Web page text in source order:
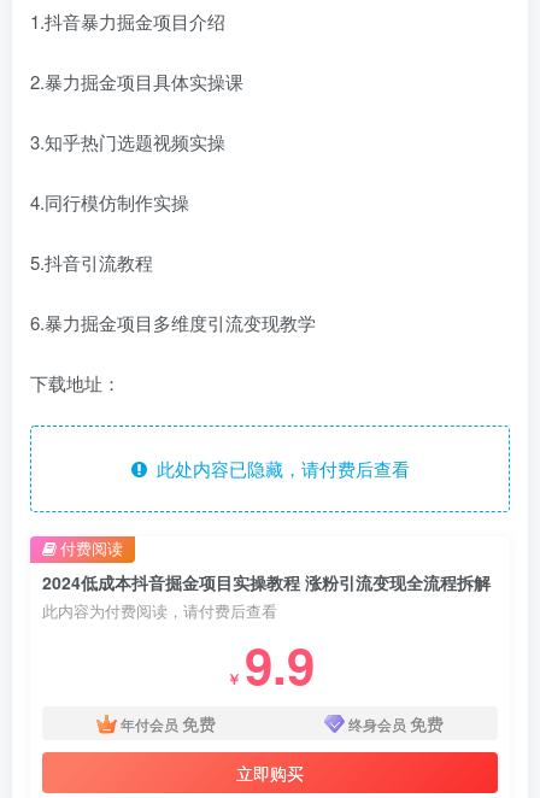
1.抖音暴力掘金项目介绍
2.暴力掘金项目具体实操课
3.知乎热门选题视频实操
4.同行模仿制作实操
5.抖音引流教程
6.暴力掘金项目多维度引流变现教学
下载地址：
此处内容已隐藏，请付费后查看
2024低成本抖音掘金项目实操教程 涨粉引流变现全流程拆解
此内容为付费阅读，请付费后查看
￥ 9.9
年付会员 免费 终身会员 免费
立即购买
付费阅读